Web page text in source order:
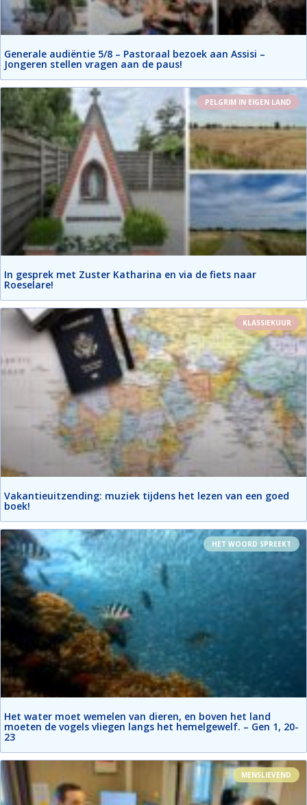
Generale audiëntie 5/8 – Pastoraal bezoek aan Assisi –
Jongeren stellen vragen aan de paus!
PELGRIM IN EIGEN LAND
In gesprek met Zuster Katharina en via de fiets naar
Roeselare!
KLASSIEKUUR
Vakantieuitzending: muziek tijdens het lezen van een goed
boek!
HET WOORD SPREEKT
Het water moet wemelen van dieren, en boven het land
moeten de vogels vliegen langs het hemelgewelf. – Gen 1, 20-
23
MENSLIEVEND